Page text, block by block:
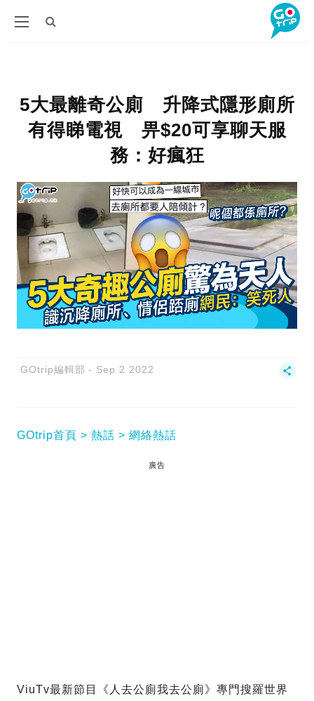
5大最離奇公廁 升降式隱形廁所
有得睇電視 畀$20可享聊天服
務：好瘋狂
GOtrip編輯部 Sep 2 2022
GOtrip首頁 熱話 網絡熱話
廣告
ViuTv最新節目《人去公廁我去公廁》專門搜羅世界